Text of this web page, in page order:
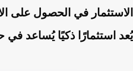
الاستثمار في الحصول على
يُعد استثمارًا ذكيًا يُساعد في